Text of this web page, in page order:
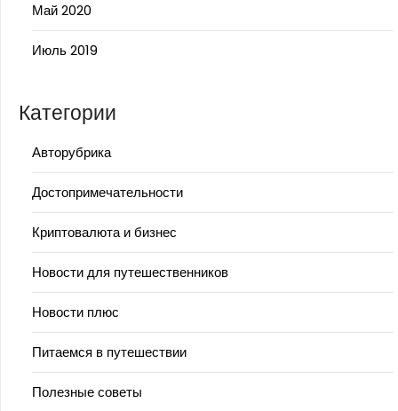
Май 2020
Июль 2019
Категории
Авторубрика
Достопримечательности
Криптовалюта и бизнес
Новости для путешественников
Новости плюс
Питаемся в путешествии
Полезные советы